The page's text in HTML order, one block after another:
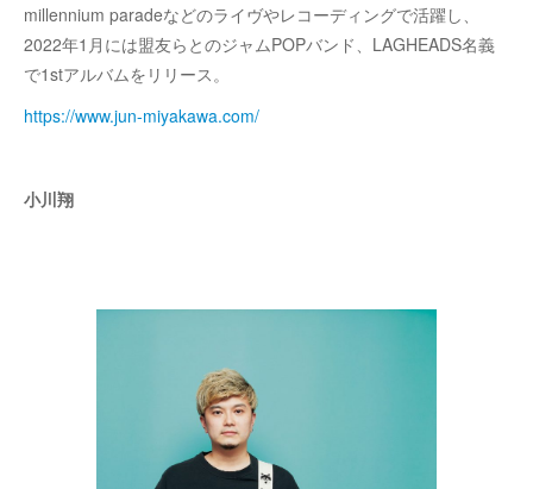
millennium paradeなどのライヴやレコーディングで活躍し、
2022年1月には盟友らとのジャムPOPバンド、LAGHEADS名義
で1stアルバムをリリース。
https://www.jun-miyakawa.com/
小川翔